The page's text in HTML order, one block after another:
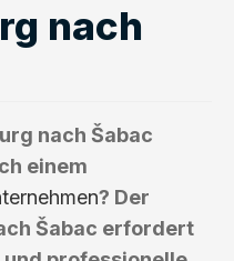
nach
nach Šabac
einem
? Der
Šabac erfordert